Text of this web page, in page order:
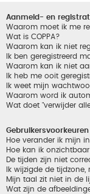
Aanmeld- en
Waarom moet ik me
Wat is COPPA?
Waarom kan ik niet
Ik ben geregistreerd
Waarom kan ik niet
Ik heb me ooit
Ik weet mijn
Waarom word ik
Wat doet "verwijder
Hoe verander ik mijn
Hoe kan ik
De tijden zijn niet
Ik wijzigde de
Mijn taal zit niet in de
Wat zijn de